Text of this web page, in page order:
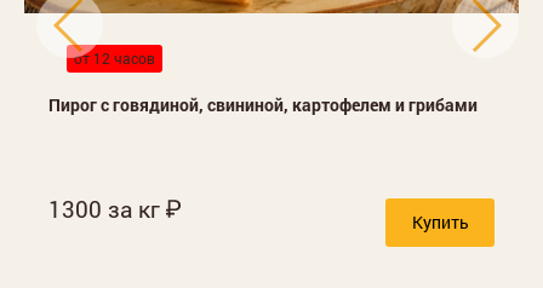
от 12 часов
Пирог с говядиной, свининой, картофелем и грибами
1300 за кг Купить